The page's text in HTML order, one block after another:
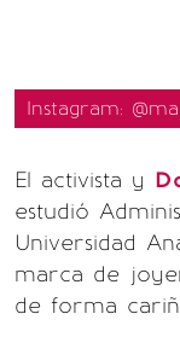
Instagram:
El activista y
estudió
Universidad
marca de
de forma